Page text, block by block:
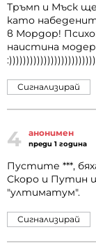
Тръмп и Мъск
като
в Мордор!
наистина
Сигнализирай
4 анонимен
преди 1 година
Пустите ***,
Скоро и Путин
"ултиматум".
Сигнализирай